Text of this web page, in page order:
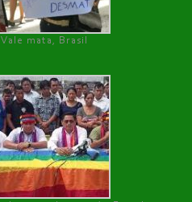
Vale mata, Brasil